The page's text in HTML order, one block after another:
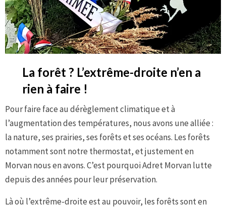
La forêt ? L’extrême-droite n’en a
rien à faire !
Pour faire face au dérèglement climatique et à
l’augmentation des températures, nous avons une alliée :
la nature, ses prairies, ses forêts et ses océans. Les forêts
notamment sont notre thermostat, et justement en
Morvan nous en avons. C’est pourquoi Adret Morvan lutte
depuis des années pour leur préservation.
Là où l’extrême-droite est au pouvoir, les forêts sont en